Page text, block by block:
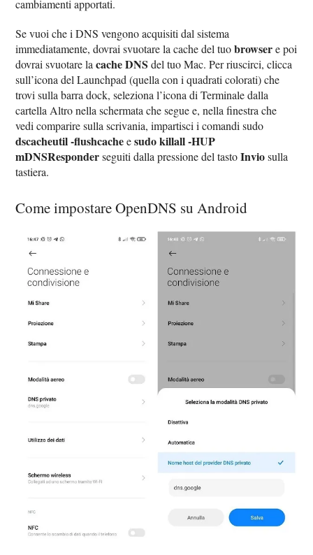
cambiamenti apportati.
Se vuoi che i DNS vengono acquisiti dal sistema
immediatamente, dovrai svuotare la cache del tuobrowsere poi
dovrai svuotare lacache DNS del tuo Mac. Per riuscirci, clicca
sull’icona del Launchpad (quella con i quadrati colorati) che
trovi sulla barra dock, seleziona l’icona di Terminale dalla
cartella Altro nella schermata che segue e, nella finestra che
vedi comparire sulla scrivania, impartisci i comandi sudo
dscacheutil -flushcacheesudo killall -HUP
mDNSResponderseguiti dalla pressione del tastoInviosulla
tastiera.
Come impostare OpenDNS su Android